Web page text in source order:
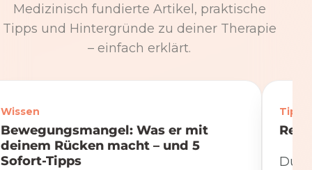
Medizinisch fundierte Artikel, praktische
Tipps und Hintergründe zu deiner Therapie
– einfach erklärt.
Wissen
Bewegungsmangel: Was er mit
deinem Rücken macht – und 5
Sofort-Tipps
Tipps
Du